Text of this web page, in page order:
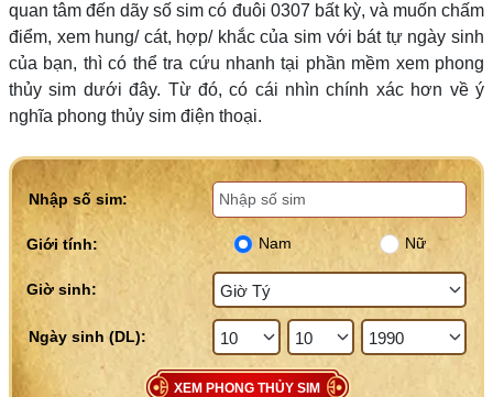
quan tâm đến dãy số sim có đuôi 0307 bất kỳ, và muốn chấm
điểm, xem hung/ cát, hợp/ khắc của sim với bát tự ngày sinh
của bạn, thì có thể tra cứu nhanh tại phần mềm xem phong
thủy sim dưới đây. Từ đó, có cái nhìn chính xác hơn về ý
nghĩa phong thủy sim điện thoại.
Nhập số sim:
Giới tính: Nam Nữ
Giờ sinh:
XEM PHONG THỦY SIM